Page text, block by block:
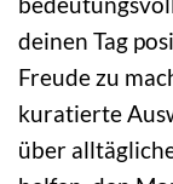
deinen Tag
Freude zu
kuratierte
über